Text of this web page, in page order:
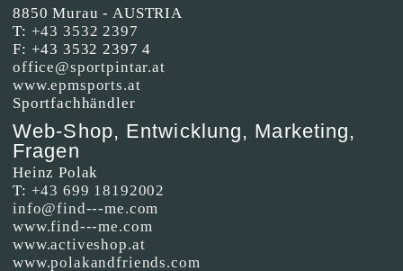
8850 Murau - AUSTRIA
T: +43 3532 2397
F: +43 3532 2397 4
office@sportpintar.at
www.epmsports.at
Sportfachhändler
Web-Shop, Entwicklung, Marketing,
Fragen
Heinz Polak
T: +43 699 18192002
info@find---me.com
www.find---me.com
www.activeshop.at
www.polakandfriends.com